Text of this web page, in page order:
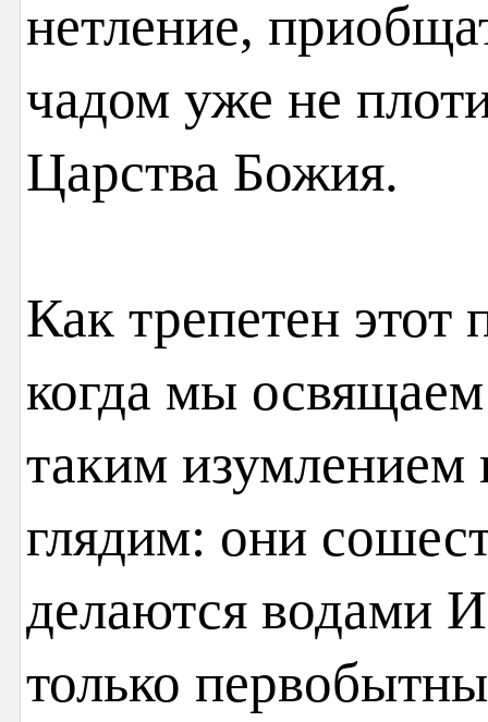
нетление,
чадом уже не
Царства Божия.
Как трепетен
когда мы
таким изумлением
глядим: они
делаются водами
только